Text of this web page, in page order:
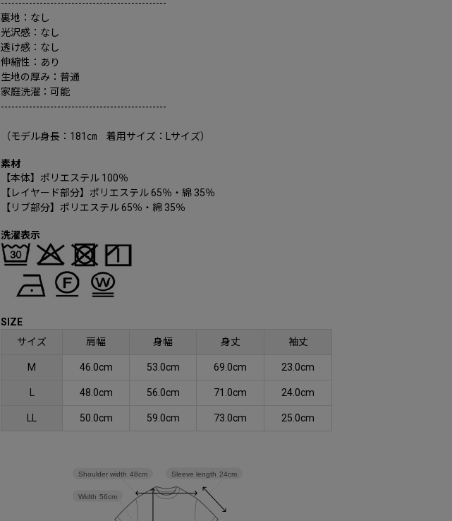
-----------------------------------------------
裏地：なし
光沢感：なし
透け感：なし
伸縮性：あり
生地の厚み：普通
家庭洗濯：可能
-----------------------------------------------
（モデル身長：181㎝ 着用サイズ：Lサイズ）
素材
【本体】ポリエステル 100％
【レイヤード部分】ポリエステル 65％・綿 35％
【リブ部分】ポリエステル 65％・綿 35％
洗濯表示
SIZE
サイズ
肩幅 身幅 身丈 袖丈
M 46.0cm 53.0cm 69.0cm 23.0cm
48.0cm 56.0cm 71.0cm 24.0cm
50.0cm 59.0cm 73.0cm 25.0cm
Sleeve length 24cm
Width 56cm
Shoulder width 48cm